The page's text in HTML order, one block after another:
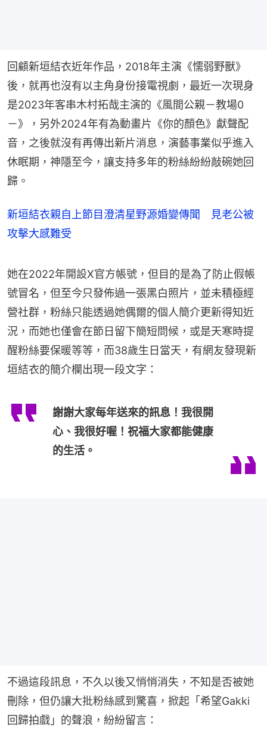
回顧新垣結衣近年作品，2018年主演《懦弱野獸》
後，就再也沒有以主角身份接電視劇，最近一次現身
是2023年客串木村拓哉主演的《風間公親－教場0
－》，另外2024年有為動畫片《你的顏色》獻聲配
音，之後就沒有再傳出新片消息，演藝事業似乎進入
休眠期，神隱至今，讓支持多年的粉絲紛紛敲碗她回
歸。
新垣結衣親自上節目澄清星野源婚變傳聞 見老公被
攻擊大感難受
她在2022年開設X官方帳號，但目的是為了防止假帳
號冒名，但至今只發佈過一張黑白照片，並未積極經
營社群，粉絲只能透過她偶爾的個人簡介更新得知近
況，而她也僅會在節日留下簡短問候，或是天寒時提
醒粉絲要保暖等等，而38歲生日當天，有網友發現新
垣結衣的簡介欄出現一段文字：
謝謝大家每年送來的訊息！我很開
心、我很好喔！祝福大家都能健康
的生活。
不過這段訊息，不久以後又悄悄消失，不知是否被她
刪除，但仍讓大批粉絲感到驚喜，掀起「希望Gakki
回歸拍戲」的聲浪，紛紛留言：